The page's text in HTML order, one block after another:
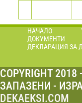
НАЧАЛО
ДОКУМЕНТИ
ДЕКЛАРАЦИЯ ЗА
COPYRIGHT
ЗАПАЗЕНИ -
DEKAEKSI.COM